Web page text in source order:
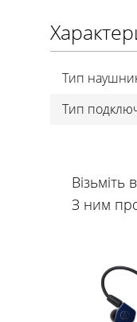
Тип
Тип
Візьміть
З ним